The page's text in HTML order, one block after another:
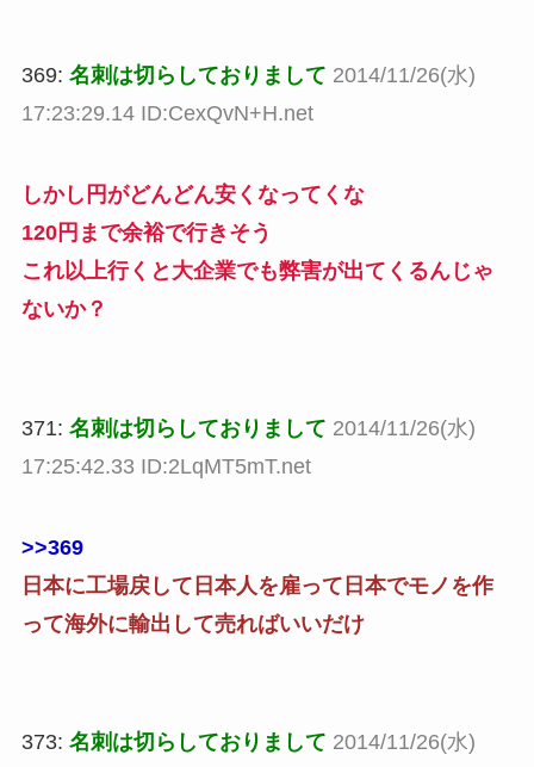
369: 名刺は切らしておりまして 2014/11/26(水)
17:23:29.14 ID:CexQvN+H.net
しかし円がどんどん安くなってくな
120円まで余裕で行きそう
これ以上行くと大企業でも弊害が出てくるんじゃ
ないか？
371: 名刺は切らしておりまして 2014/11/26(水)
17:25:42.33 ID:2LqMT5mT.net
>>369
日本に工場戻して日本人を雇って日本でモノを作
って海外に輸出して売ればいいだけ
373: 名刺は切らしておりまして 2014/11/26(水)